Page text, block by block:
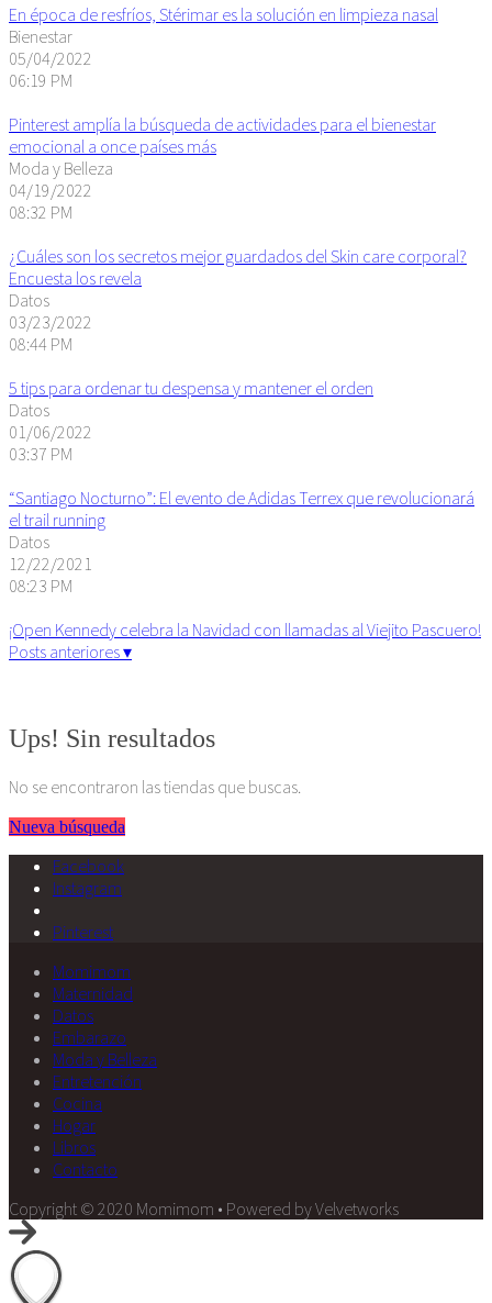
En época de resfríos, Stérimar es la solución en limpieza nasal
Bienestar
05/04/2022
06:19 PM
Pinterest amplía la búsqueda de actividades para el bienestar
emocional a once países más
Moda y Belleza
04/19/2022
08:32 PM
¿Cuáles son los secretos mejor guardados del Skin care corporal?
Encuesta los revela
Datos
03/23/2022
08:44 PM
5 tips para ordenar tu despensa y mantener el orden
Datos
01/06/2022
03:37 PM
“Santiago Nocturno”: El evento de Adidas Terrex que revolucionará
el trail running
Datos
12/22/2021
08:23 PM
¡Open Kennedy celebra la Navidad con llamadas al Viejito Pascuero!
Posts anteriores ▾
Ups! Sin resultados
No se encontraron las tiendas que buscas.
Nueva búsqueda
Facebook
Instagram
Pinterest
Momimom
Maternidad
Datos
Embarazo
Moda y Belleza
Entretención
Cocina
Hogar
Libros
Contacto
Copyright © 2020 Momimom • Powered by Velvetworks